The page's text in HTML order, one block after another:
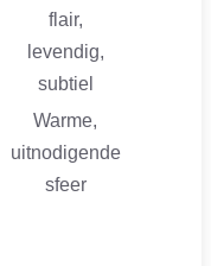
flair,
levendig,
subtiel
Warme,
uitnodigende
sfeer